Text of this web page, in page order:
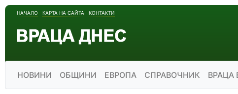
НАЧАЛО КАРТА НА САЙТА КОНТАКТИ
НОВИНИ ОБЩИНИ ЕВРОПА СПРАВОЧНИК ВРАЦА